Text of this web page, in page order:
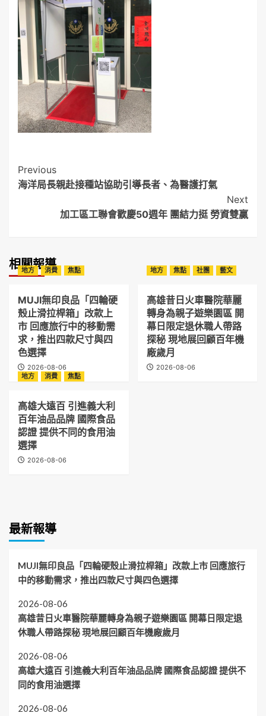
Post
Navigation
Previous
海洋局長親赴接種站協助引導長者、為醫護打氣
Next
加工區工聯會歡慶50週年 團結力挺 勞資雙贏
相關報導
地方 消費 焦點
MUJI無印良品「四輪硬
殼止滑拉桿箱」改款上
市 回應旅行中的移動需
求，推出四款尺寸與四
色選擇
2026-08-06
地方 焦點 社團 藝文
高雄昔日火車醫院華麗
轉身為親子遊樂園區 開
幕日限定退休職人帶路
探秘 現地展回顧百年機
廠歲月
2026-08-06
地方
消費 焦點
高雄大遠百 引進義大利
百年油品品牌 國際食品
認證 提供不同的食用油
選擇
2026-08-06
最新報導
MUJI無印良品「四輪硬殼止滑拉桿箱」改款上市 回應旅行
中的移動需求，推出四款尺寸與四色選擇
2026-08-06
高雄昔日火車醫院華麗轉身為親子遊樂園區 開幕日限定退
休職人帶路探秘 現地展回顧百年機廠歲月
2026-08-06
高雄大遠百 引進義大利百年油品品牌 國際食品認證 提供不
同的食用油選擇
2026-08-06